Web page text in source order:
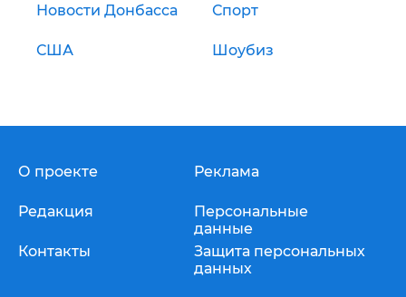
Новости Донбасса Спорт
США Шоубиз
О проекте
Редакция
Контакты
Реклама
Персональные
данные
Защита персональных
данных